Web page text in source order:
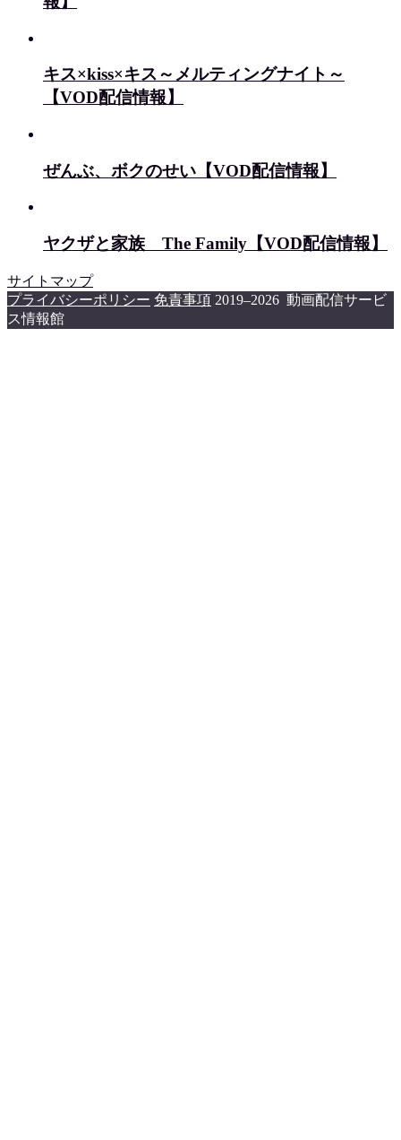
キス×kiss×キス～メルティングナイト～
【VOD配信情報】
ぜんぶ、ボクのせい【VOD配信情報】
ヤクザと家族 The Family【VOD配信情報】
サイトマップ
プライバシーポリシー 免責事項 2019–2026 動画配信サービ
ス情報館